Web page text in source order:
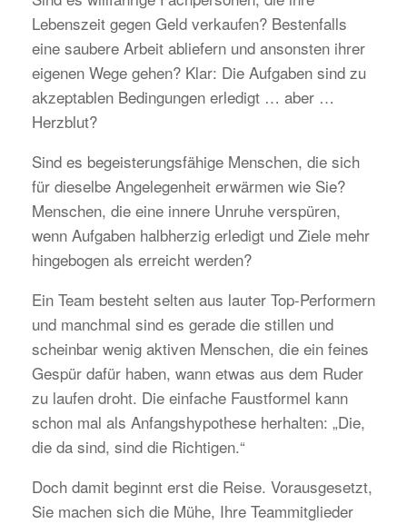
Lebenszeit gegen Geld verkaufen? Bestenfalls
eine saubere Arbeit abliefern und ansonsten ihrer
eigenen Wege gehen? Klar: Die Aufgaben sind zu
akzeptablen Bedingungen erledigt … aber …
Herzblut?
Sind es begeisterungsfähige Menschen, die sich
für dieselbe Angelegenheit erwärmen wie Sie?
Menschen, die eine innere Unruhe verspüren,
wenn Aufgaben halbherzig erledigt und Ziele mehr
hingebogen als erreicht werden?
Ein Team besteht selten aus lauter Top-Performern
und manchmal sind es gerade die stillen und
scheinbar wenig aktiven Menschen, die ein feines
Gespür dafür haben, wann etwas aus dem Ruder
zu laufen droht. Die einfache Faustformel kann
schon mal als Anfangshypothese herhalten: „Die,
die da sind, sind die Richtigen.“
Doch damit beginnt erst die Reise. Vorausgesetzt,
Sie machen sich die Mühe, Ihre Teammitglieder